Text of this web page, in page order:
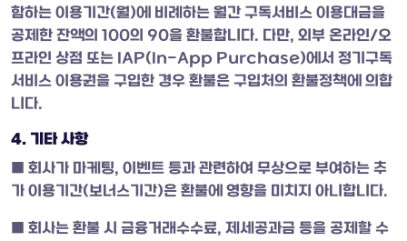
함하는 이용기간(월)에 비례하는 월간 구독서비스 이용대금을
공제한 잔액의 100의 90을 환불합니다. 다만, 외부 온라인/오
프라인 상점 또는 IAP(In-App Purchase)에서 정기구독
서비스 이용권을 구입한 경우 환불은 구입처의 환불정책에 의합
니다.
4. 기타 사항
■ 회사가 마케팅, 이벤트 등과 관련하여 무상으로 부여하는 추
가 이용기간(보너스기간)은 환불에 영향을 미치지 아니합니다.
■ 회사는 환불 시 금융거래수수료, 제세공과금 등을 공제할 수